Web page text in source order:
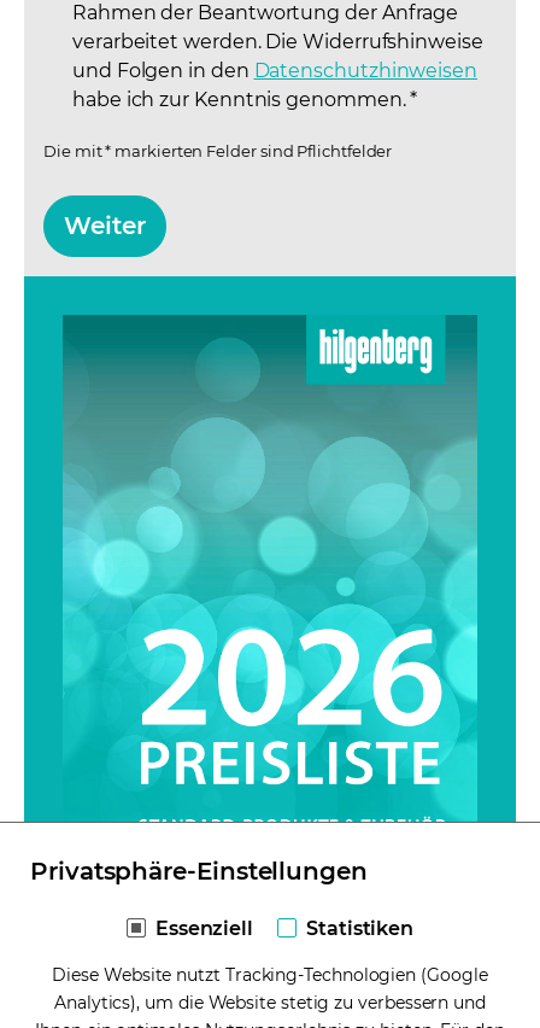
Rahmen der Beantwortung der Anfrage
verarbeitet werden. Die Widerrufshinweise
und Folgen in den Datenschutzhinweisen
habe ich zur Kenntnis genommen.*
Die mit * markierten Felder sind Pflichtfelder
Weiter
Preisliste 2026 - Alle
Standardprodukte
zusammengefasst
Privatsphäre-Einstellungen
Essenziell Statistiken
Diese Website nutzt Tracking-Technologien (Google
Analytics), um die Website stetig zu verbessern und